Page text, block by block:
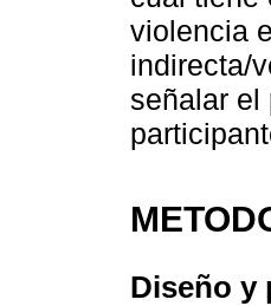
violencia
indirecta/
señalar el
Diseño y